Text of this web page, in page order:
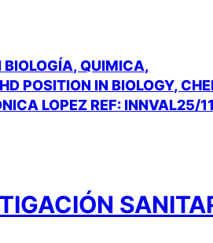
QUIMICA,
POSITION IN BIOLOGY,
LOPEZ REF: INNVAL25/11